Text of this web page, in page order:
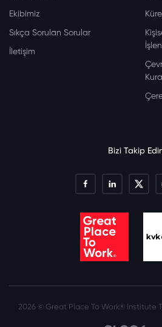
Ekibimiz
Sıkça Sorulan Sorular
İletişim
Bizi Takip
2026 © Great Place To Work® Institute